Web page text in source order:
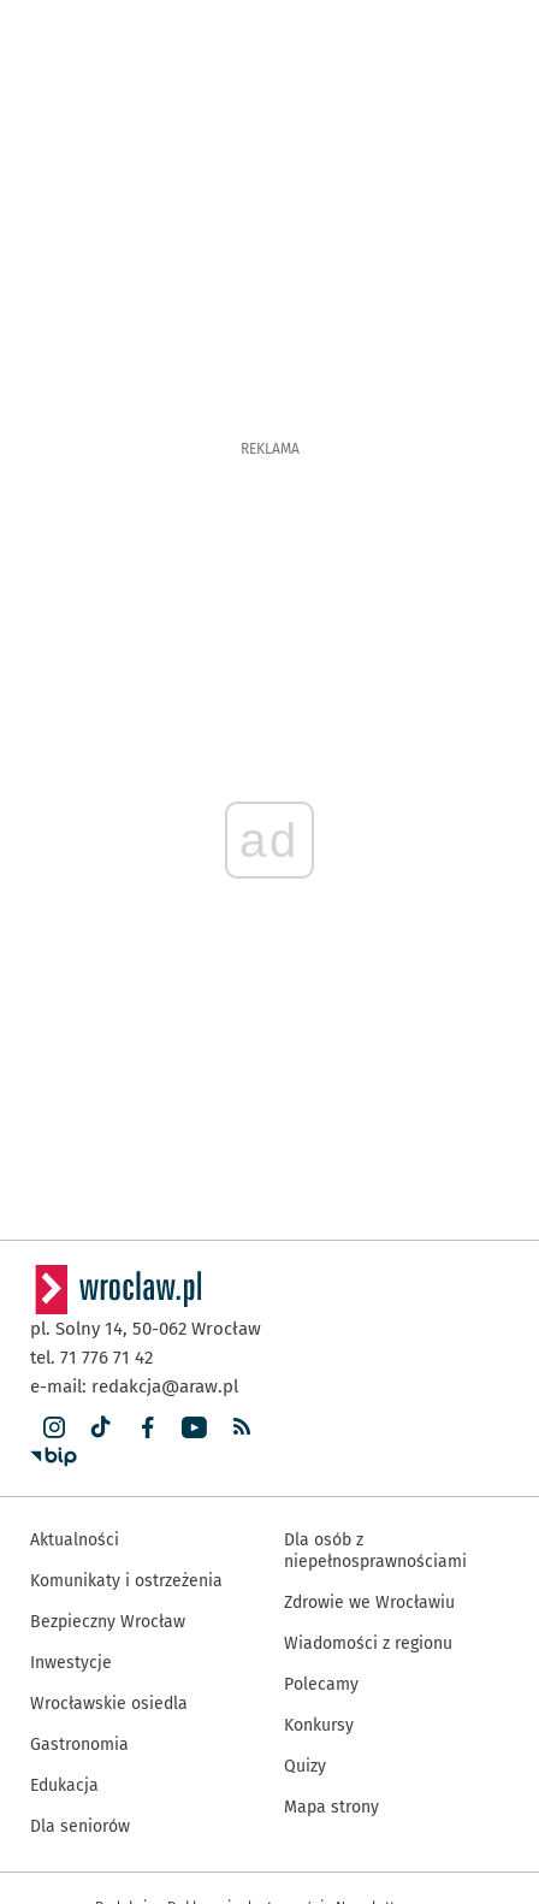
REKLAMA
ad
pl. Solny 14, 50-062 Wrocław
tel. 71 776 71 42
e-mail: redakcja@araw.pl
Aktualności
Komunikaty i ostrzeżenia
Bezpieczny Wrocław
Inwestycje
Wrocławskie osiedla
Gastronomia
Edukacja
Dla seniorów
Dla osób z
niepełnosprawnościami
Zdrowie we Wrocławiu
Wiadomości z regionu
Polecamy
Konkursy
Quizy
Mapa strony
Inne informacje